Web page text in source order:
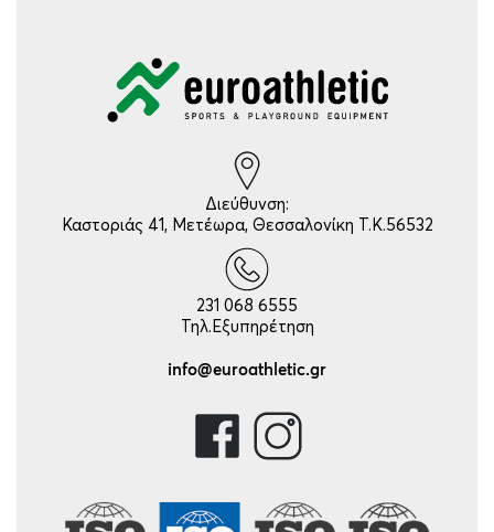
Διεύθυνση:
Καστοριάς 41, Μετέωρα, Θεσσαλονίκη Τ.Κ.56532
231 068 6555
Τηλ.Εξυπηρέτηση
info@euroathletic.gr